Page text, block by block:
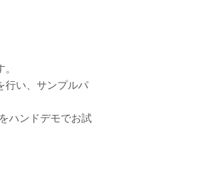
行い、サンプルパ
ハンドデモでお試